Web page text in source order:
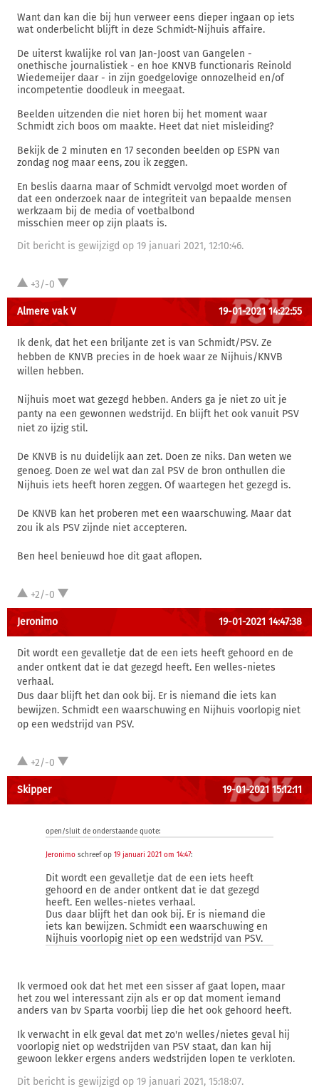
Want dan kan die bij hun verweer eens dieper ingaan op iets
wat onderbelicht blijft in deze Schmidt-Nijhuis affaire.
De uiterst kwalijke rol van Jan-Joost van Gangelen -
onethische journalistiek - en hoe KNVB functionaris Reinold
Wiedemeijer daar - in zijn goedgelovige onnozelheid en/of
incompetentie doodleuk in meegaat.
Beelden uitzenden die niet horen bij het moment waar
Schmidt zich boos om maakte. Heet dat niet misleiding?
Bekijk de 2 minuten en 17 seconden beelden op ESPN van
zondag nog maar eens, zou ik zeggen.
En beslis daarna maar of Schmidt vervolgd moet worden of
dat een onderzoek naar de integriteit van bepaalde mensen
werkzaam bij de media of voetbalbond
misschien meer op zijn plaats is.
Dit bericht is gewijzigd op 19 januari 2021, 12:10:46.
+3/-0
Almere vak V 19-01-2021 14:22:55
Ik denk, dat het een briljante zet is van Schmidt/PSV. Ze
hebben de KNVB precies in de hoek waar ze Nijhuis/KNVB
willen hebben.
Nijhuis moet wat gezegd hebben. Anders ga je niet zo uit je
panty na een gewonnen wedstrijd. En blijft het ook vanuit PSV
niet zo ijzig stil.
De KNVB is nu duidelijk aan zet. Doen ze niks. Dan weten we
genoeg. Doen ze wel wat dan zal PSV de bron onthullen die
Nijhuis iets heeft horen zeggen. Of waartegen het gezegd is.
De KNVB kan het proberen met een waarschuwing. Maar dat
zou ik als PSV zijnde niet accepteren.
Ben heel benieuwd hoe dit gaat aflopen.
+2/-0
Jeronimo 19-01-2021 14:47:38
Dit wordt een gevalletje dat de een iets heeft gehoord en de
ander ontkent dat ie dat gezegd heeft. Een welles-nietes
verhaal.
Dus daar blijft het dan ook bij. Er is niemand die iets kan
bewijzen. Schmidt een waarschuwing en Nijhuis voorlopig niet
op een wedstrijd van PSV.
+2/-0
Skipper 19-01-2021 15:12:11
open/sluit de onderstaande quote:
Jeronimo schreef op 19 januari 2021 om 14:47:
Dit wordt een gevalletje dat de een iets heeft
gehoord en de ander ontkent dat ie dat gezegd
heeft. Een welles-nietes verhaal.
Dus daar blijft het dan ook bij. Er is niemand die
iets kan bewijzen. Schmidt een waarschuwing en
Nijhuis voorlopig niet op een wedstrijd van PSV.
Ik vermoed ook dat het met een sisser af gaat lopen, maar
het zou wel interessant zijn als er op dat moment iemand
anders van bv Sparta voorbij liep die het ook gehoord heeft.
Ik verwacht in elk geval dat met zo'n welles/nietes geval hij
voorlopig niet op wedstrijden van PSV staat, dan kan hij
gewoon lekker ergens anders wedstrijden lopen te verkloten.
Dit bericht is gewijzigd op 19 januari 2021, 15:18:07.